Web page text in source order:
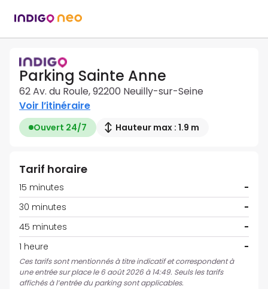
Parking Sainte Anne
62 Av. du Roule, 92200 Neuilly-sur-Seine
Voir l’itinéraire
Ouvert 24/7 Hauteur max : 1.9 m
Tarif horaire
15 minutes
-
30 minutes
-
45 minutes
-
1 heure
-
Ces tarifs sont mentionnés à titre indicatif et correspondent à
une entrée sur place le 6 août 2026 à 14:49. Seuls les tarifs
affichés à l’entrée du parking sont applicables.